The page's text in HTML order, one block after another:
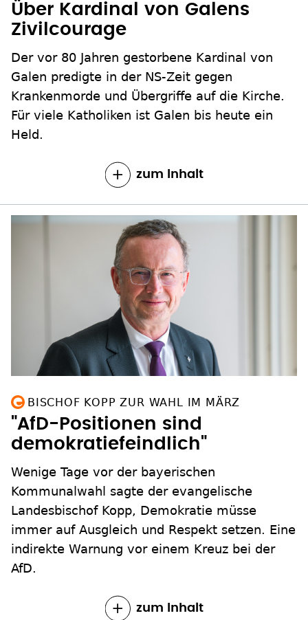
Über Kardinal von Galens
Zivilcourage
Der vor 80 Jahren gestorbene Kardinal von
Galen predigte in der NS-Zeit gegen
Krankenmorde und Übergriffe auf die Kirche.
Für viele Katholiken ist Galen bis heute ein
Held.
zum Inhalt
BISCHOF KOPP ZUR WAHL IM MÄRZ
"AfD-Positionen sind
demokratiefeindlich"
Wenige Tage vor der bayerischen
Kommunalwahl sagte der evangelische
Landesbischof Kopp, Demokratie müsse
immer auf Ausgleich und Respekt setzen. Eine
indirekte Warnung vor einem Kreuz bei der
AfD.
zum Inhalt